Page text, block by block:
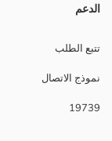
الدعم
تتبع الطلب
نموذج الاتصال
19739